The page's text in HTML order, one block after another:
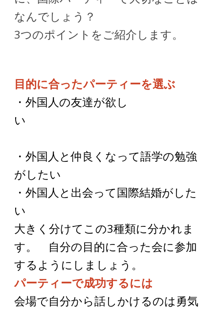
なんでしょう？
3つのポイントをご紹介します。
目的に合ったパーティーを選ぶ
・外国人の友達が欲し
い
・外国人と仲良くなって語学の勉強
がしたい
・外国人と出会って国際結婚がした
い
大きく分けてこの3種類に分かれま
す。 自分の目的に合った会に参加
するようにしましょう。
パーティーで成功するには
会場で自分から話しかけるのは勇気